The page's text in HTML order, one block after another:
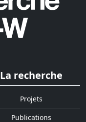
La recherche
Projets
Publications